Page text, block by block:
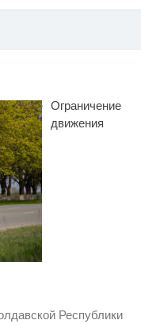
Ограничение
движения
Республики